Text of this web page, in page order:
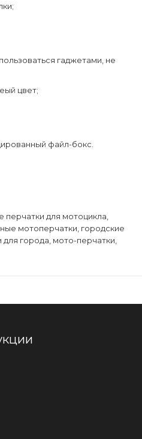
гаджетами, не
цвет;
файл-бокс.
перчатки для мотоцикла
мотоперчатки городские
для города мото-перчатки